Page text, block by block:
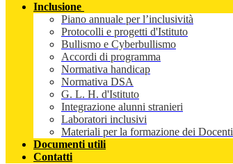
Inclusione
Piano annuale per l’inclusività
Protocolli e progetti d'Istituto
Bullismo e Cyberbullismo
Accordi di programma
Normativa handicap
Normativa DSA
G. L. H. d'Istituto
Integrazione alunni stranieri
Laboratori inclusivi
Materiali per la formazione dei Docenti
Documenti utili
Contatti